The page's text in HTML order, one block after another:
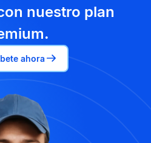
nuestro plan
ahora